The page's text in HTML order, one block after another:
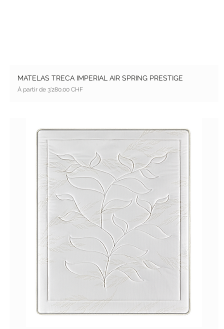
MATELAS TRECA IMPERIAL AIR SPRING PRESTIGE
À partir de3'280.00 CHF
Prix promotionnel